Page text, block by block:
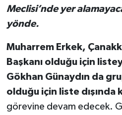
Meclisi’nde yer
yönde.
Muharrem Erkek,
Başkanı olduğu için
Gökhan Günaydın da
olduğu için liste dışında
görevine devam edecek.